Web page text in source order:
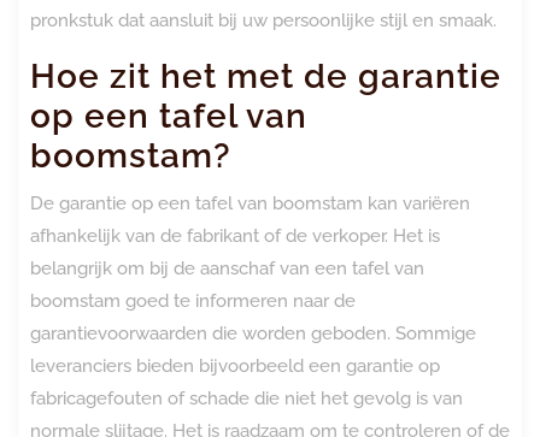
pronkstuk dat aansluit bij uw persoonlijke stijl en smaak.
Hoe zit het met de garantie
op een tafel van
boomstam?
De garantie op een tafel van boomstam kan variëren
afhankelijk van de fabrikant of de verkoper. Het is
belangrijk om bij de aanschaf van een tafel van
boomstam goed te informeren naar de
garantievoorwaarden die worden geboden. Sommige
leveranciers bieden bijvoorbeeld een garantie op
fabricagefouten of schade die niet het gevolg is van
normale slijtage. Het is raadzaam om te controleren of de